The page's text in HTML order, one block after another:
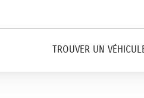
TROUVER UN